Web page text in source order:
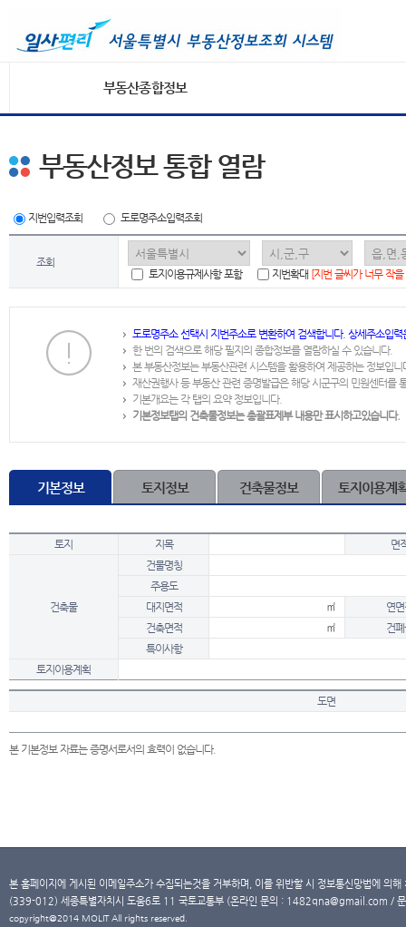
부동산종합정보
부동산정보 통합 열람
지번입력조회 도로명주소입력조회
조회
토지이용규제사항 포함
지번확대 [지번 글씨가 너무 작
도로명주소 선택시 지번주소로 변환하여 검색합니다. 상세주소입
한 번의 검색으로 해당 필지의 종합정보를 열람하실 수 있습니다.
본 부동산정보는 부동산관련 시스템을 활용하여 제공하는 정보입니
재산권행사 등 부동산 관련 증명발급은 해당 시군구의 민원센터를
기본개요는 각 탭의 요약 정보입니다.
기본정보탭의 건축물정보는 총괄표제부 내용만 표시하고있습니다.
기본정보 토지정보 건축물정보 토지이용계
토지 지목 면
건축물
건물명칭
주용도
대지면적
㎡
연
건축면적
㎡
건
특이사항
토지이용계획
도면
본 기본정보 자료는 증명서로서의 효력이 없습니다.
본 홈페이지에 게시된 이메일주소가 수집되는것을 거부하며, 이를 위반할 시 정보통신망법에 의
(339-012) 세종특별자치시 도움6로 11 국토교통부 (온라인 문의 : 1482qna@gmail.com /
copyright@2014 MOLIT All rights reserved.